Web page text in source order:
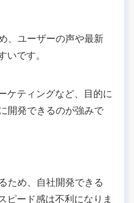
、ユーザーの声や最新
です。
ケティングなど、目的に
開発できるのが強みで
ため、自社開発できる
ピード感は不利になりま